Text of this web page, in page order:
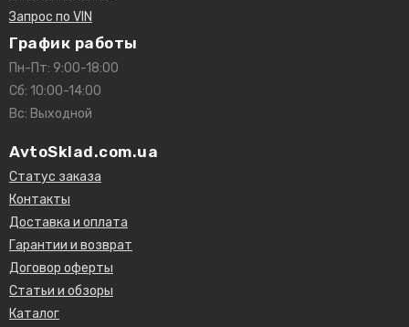
Запрос по VIN
График работы
Пн-Пт: 9:00-18:00
Сб: 10:00-14:00
Вс: Выходной
AvtoSklad.com.ua
Статус заказа
Контакты
Доставка и оплата
Гарантии и возврат
Договор оферты
Статьи и обзоры
Каталог